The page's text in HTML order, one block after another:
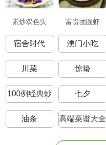
素炒双色头 富贵团圆虾
宿舍时代 澳门小吃
川菜
惊蛰
100例经典炒
菜菜名
七夕
油条
高端菜谱大全